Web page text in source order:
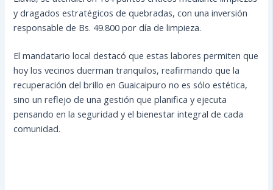
y dragados estratégicos de quebradas, con una inversión
responsable de Bs. 49.800 por día de limpieza.
El mandatario local destacó que estas labores permiten que
hoy los vecinos duerman tranquilos, reafirmando que la
recuperación del brillo en Guaicaipuro no es sólo estética,
sino un reflejo de una gestión que planifica y ejecuta
pensando en la seguridad y el bienestar integral de cada
comunidad.